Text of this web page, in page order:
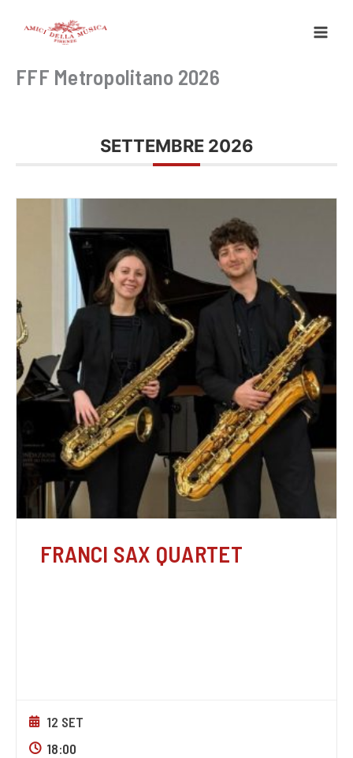
FFF Metropolitano 2026
SETTEMBRE 2026
FRANCI SAX QUARTET
12 SET
18:00